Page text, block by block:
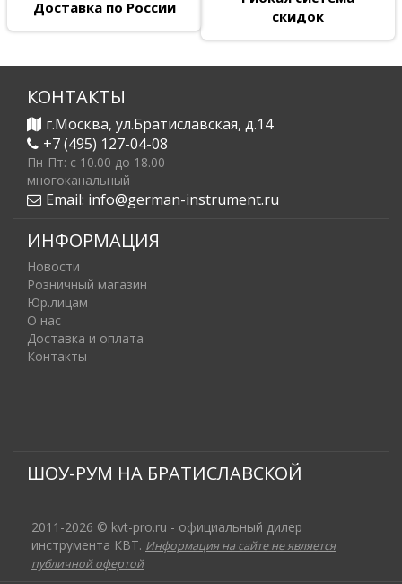
Доставка по России
скидок
КОНТАКТЫ
г.Москва, ул.Братиславская, д.14
+7 (495) 127-04-08
Пн-Пт: c 10.00 до 18.00
многоканальный
Email: info@german-instrument.ru
ИНФОРМАЦИЯ
Новости
Розничный магазин
Юр.лицам
О нас
Доставка и оплата
Контакты
ШОУ-РУМ НА БРАТИСЛАВСКОЙ
2011-2026 © kvt-pro.ru - официальный дилер
инструмента КВТ. Информация на сайте не является
публичной офертой